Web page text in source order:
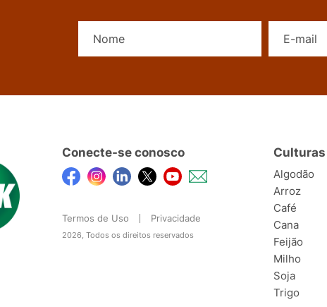
Conecte-se conosco
Termos de Uso Privacidade
2026, Todos os direitos reservados
Culturas
Algodão
Arroz
Café
Cana
Feijão
Milho
Soja
Trigo